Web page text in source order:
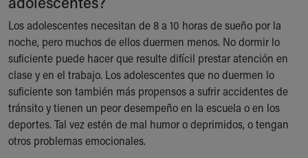
Ronald McDonald House Care Mobile
Health Centers
Symptom Checker
Financial Services
Price Estimates
Family Supports
Sports Health Services Provider for Akron Zips
New Parents
Find a Pediatrics Location
Los adolescentes necesitan de 8 a 10 horas de sueño por la
noche, pero muchos de ellos duermen menos. No dormir lo
suficiente puede hacer que resulte difícil prestar atención en
clase y en el trabajo. Los adolescentes que no duermen lo
suficiente son también más propensos a sufrir accidentes de
tránsito y tienen un peor desempeño en la escuela o en los
deportes. Tal vez estén de mal humor o deprimidos, o tengan
otros problemas emocionales.